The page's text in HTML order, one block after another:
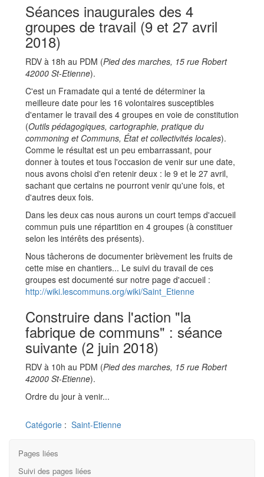
Séances inaugurales des 4
groupes de travail (9 et 27 avril
2018)
RDV à 18h au PDM (Pied des marches, 15 rue Robert
42000 St-Etienne).
C'est un Framadate qui a tenté de déterminer la
meilleure date pour les 16 volontaires susceptibles
d'entamer le travail des 4 groupes en voie de constitution
(Outils pédagogiques, cartographie, pratique du
commoning et Communs, État et collectivités locales).
Comme le résultat est un peu embarrassant, pour
donner à toutes et tous l'occasion de venir sur une date,
nous avons choisi d'en retenir deux : le 9 et le 27 avril,
sachant que certains ne pourront venir qu'une fois, et
d'autres deux fois.
Dans les deux cas nous aurons un court temps d'accueil
commun puis une répartition en 4 groupes (à constituer
selon les intérêts des présents).
Nous tâcherons de documenter brièvement les fruits de
cette mise en chantiers... Le suivi du travail de ces
groupes est documenté sur notre page d'accueil :
http://wiki.lescommuns.org/wiki/Saint_Etienne
Construire dans l'action "la
fabrique de communs" : séance
suivante (2 juin 2018)
RDV à 10h au PDM (Pied des marches, 15 rue Robert
42000 St-Etienne).
Ordre du jour à venir...
Catégorie : Saint-Etienne
Pages liées
Suivi des pages liées